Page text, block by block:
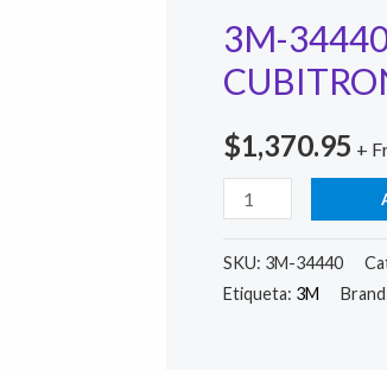
3M-
$1,370.95 +
3M-
3M
ROLLO
SKU: 3M-34440
Etiqueta: 3M